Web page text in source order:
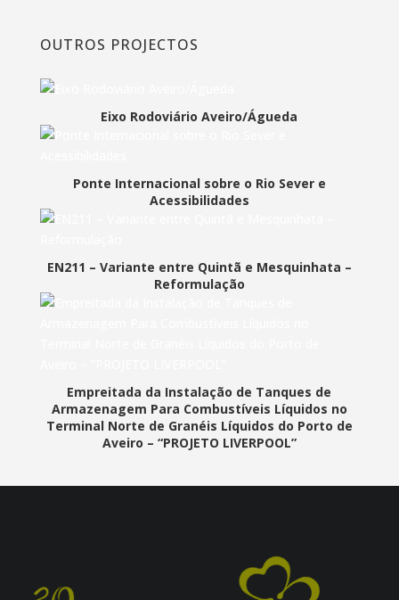
OUTROS PROJECTOS
Eixo Rodoviário Aveiro/Águeda
Ponte Internacional sobre o Rio Sever e
Acessibilidades
EN211 – Variante entre Quintã e Mesquinhata –
Reformulação
Empreitada da Instalação de Tanques de
Armazenagem Para Combustíveis Líquidos no
Terminal Norte de Granéis Líquidos do Porto de
Aveiro – “PROJETO LIVERPOOL”